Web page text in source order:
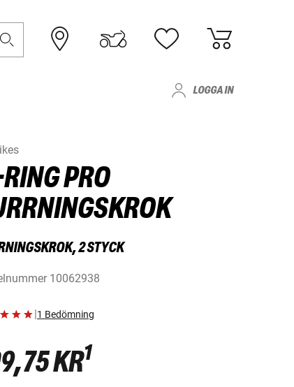
LOGGA IN
PRO
2 STYCK
10062938
|1 Bedömning
KR1